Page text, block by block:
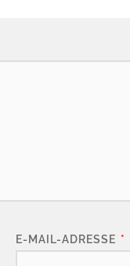
E-MAIL-ADRESSE *